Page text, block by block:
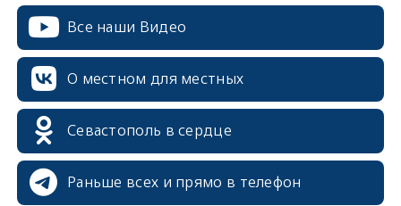
Все наши Видео
О местном для местных
Севастополь в сердце
Раньше всех и прямо в телефон